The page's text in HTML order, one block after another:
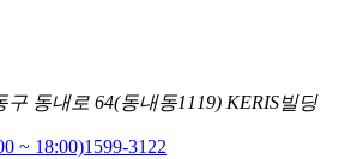
구 동내로 64(동내동1119) KERIS빌딩
~ 18:00)1599-3122